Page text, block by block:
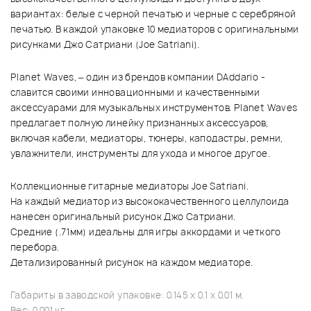
вариантах: белые с черной печатью и черные с серебряной
печатью. В каждой упаковке 10 медиаторов с оригинальными
рисунками Джо Сатриани (Joe Satriani).
Planet Waves, – один из брендов компании DAddario -
славится своими инновационными и качественными
аксессуарами для музыкальных инструментов. Planet Waves
предлагает полную линейку признанных аксессуаров,
включая кабели, медиаторы, тюнеры, каподастры, ремни,
увлажнители, инструменты для ухода и многое другое.
Коллекционные гитарные медиаторы Joe Satriani.
На каждый медиатор из высококачественного целлулоида
нанесен оригинальный рисунок Джо Сатриани.
Средние (.71мм) идеальны для игры аккордами и четкого
перебора.
Детализированный рисунок на каждом медиаторе.
Габариты в заводской упаковке: 0.145 x 0.1 x 0.01 м.